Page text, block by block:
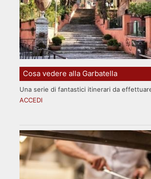
Cosa vedere alla Garbatella
Una serie di fantastici itinerari da
ACCEDI